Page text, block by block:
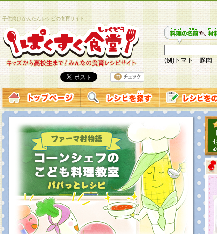
子供向けかんたんレシピの食育サイト
(例)トマト 豚肉